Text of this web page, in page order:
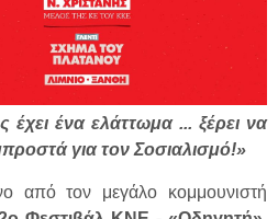
ένα ελάττωμα ... ξέρει να
για τον Σοσιαλισμό!»
από τον μεγάλο κομμουνιστή